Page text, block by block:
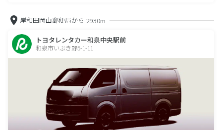
岸和田岡山郵便局から 2930m
トヨタレンタカー和泉中央駅前
和泉市いぶき野5-1-11